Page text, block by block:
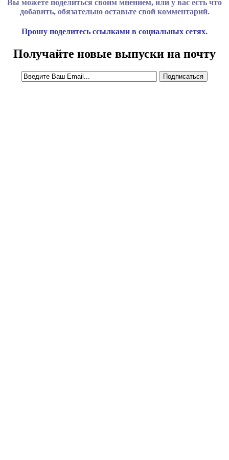
Вы можете поделиться своим мнением, или у вас есть что
добавить, обязательно оставьте свой комментарий.
Прошу поделитесь ссылками в социальных сетях.
Получайте новые выпуски на почту